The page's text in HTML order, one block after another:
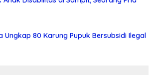
Ungkap 80 Karung Pupuk Bersubsidi Ilegal